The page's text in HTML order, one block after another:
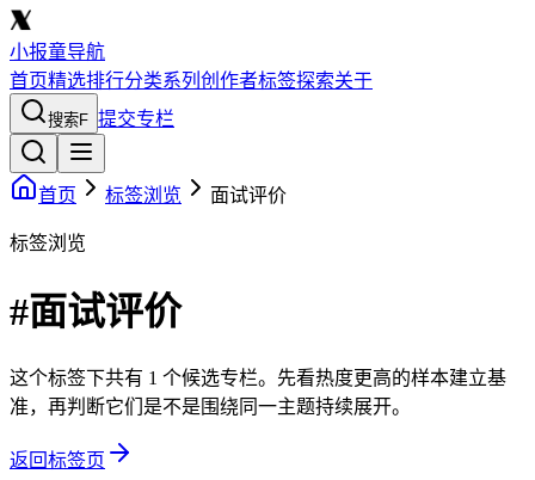
小报童导航
首页精选排行分类系列 创作者标签探索关于
搜索F 提交专栏
首页 标签浏览 面试评价
标签浏览
#面试评价
这个标签下共有 1 个候选专栏。先看热度更高的样本建立基
准，再判断它们是不是围绕同一主题持续展开。
返回标签页